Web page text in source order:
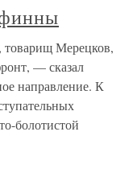
Мерецков,
— сказал
направление. К
болотистой